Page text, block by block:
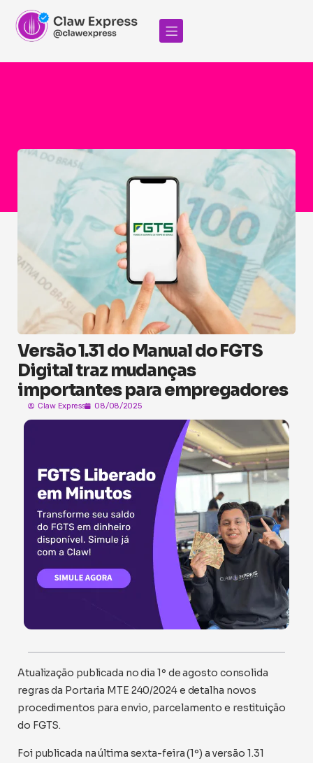
Versão 1.31 do Manual do FGTS
Digital traz mudanças
importantes para empregadores
Claw Express 08/08/2025
Atualização publicada no dia 1º de agosto consolida
regras da Portaria MTE 240/2024 e detalha novos
procedimentos para envio, parcelamento e restituição
do FGTS.
Foi publicada na última sexta-feira (1º) a versão 1.31